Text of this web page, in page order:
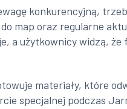
konkurencyjną,
map oraz regularne
a użytkownicy widzą, że
materiały, które
specjalnej podczas